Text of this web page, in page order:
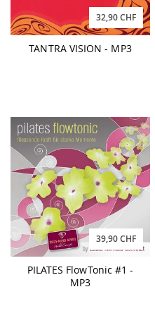
32,90 CHF
TANTRA VISION - MP3
39,90 CHF
PILATES FlowTonic #1 -
MP3